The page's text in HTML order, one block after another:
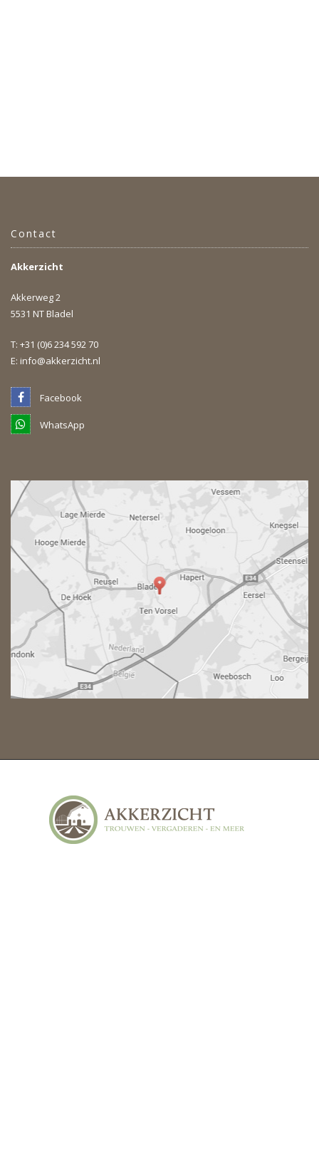
Contact
Akkerzicht
Akkerweg 2
5531 NT Bladel
T: +31 (0)6 234 592 70
E: info@akkerzicht.nl
Facebook
WhatsApp